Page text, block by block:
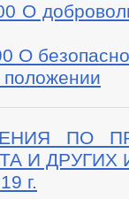
О
О
ПО
И ДРУГИХ
г.